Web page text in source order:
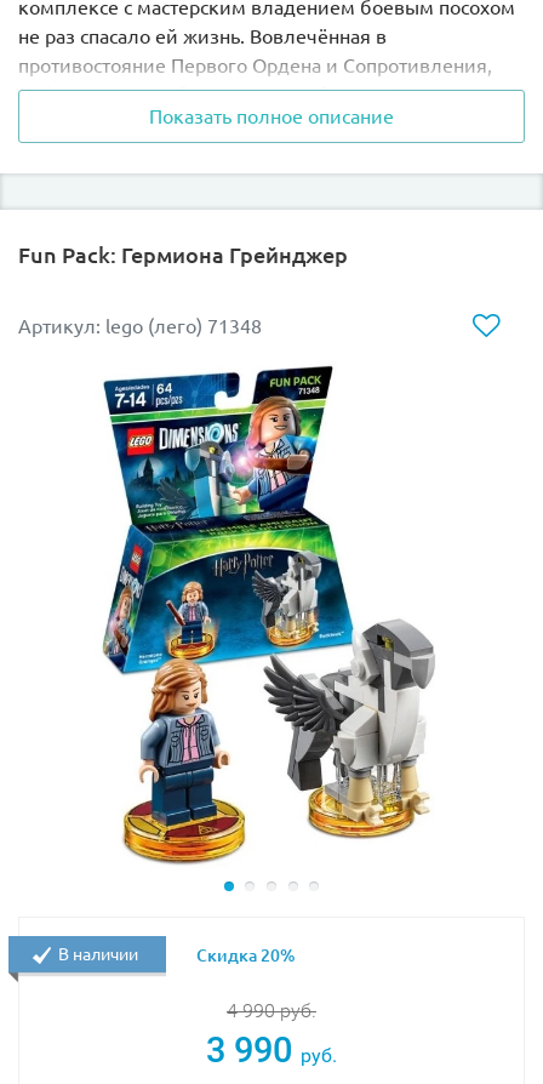
комплексе с мастерским владением боевым посохом
не раз спасало ей жизнь. Вовлечённая в
противостояние Первого Ордена и Сопротивления,
Рей открыла в себе новые способности. Она
почувствовала, что наделена Силой, о существовании
отправиться на планету Эч-то, где жил в
Скайуокер. Он стал главным наставником Рей и помог
На её лице видны решительность и смелость. Карие
глаза бесстрашно смотрят в сторону врага. Каштановые
волосы собраны в аккуратный хвостик, чтобы не
растрепаться и не помешать во время сражения.
Одежда Рей представлена серой многослойной
туникой с коричневым поясом. Матерчатые полы
туники спадают вниз, обрамляя брюки и высокие
сапоги. Предплечья обмотаны тканью, защищающей
от солнца и ветра. На левом запястье виден кожаный
браслет, служащий не только красивым аксессуаром,
но и дополнительной бронёй.
В правой руке Рей сжимает голубой световой меч, а в
левой – бластер. На спине фигуры закреплён
поворотный механизм. Благодаря нему Рей может
двигать руками и наносить разящие удары по
противникам.
Следует отметить, что все суставы фигуры подвижны,
что позволяет принимать реалистичные боевые
Показать полное описание
Fun Pack: Гермиона Грейнджер
Артикул: lego (лего) 71348
4 990руб.
3 990 руб.
В наличии Скидка 20%